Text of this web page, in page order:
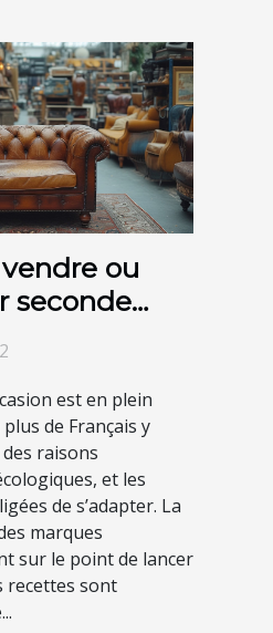
ou
seconde
est en plein
de Français y
raisons
et les
de s’adapter. La
marques
sur le point de lancer
recettes sont